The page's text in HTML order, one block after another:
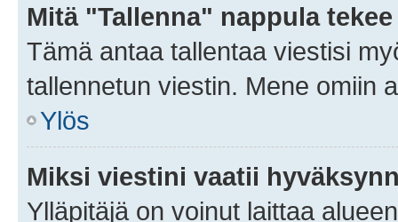
Mitä "Tallenna" nappula
Tämä antaa tallentaa viestisi
tallennetun viestin. Mene omiin
Ylös
Miksi viestini vaatii
Ylläpitäjä on voinut laittaa